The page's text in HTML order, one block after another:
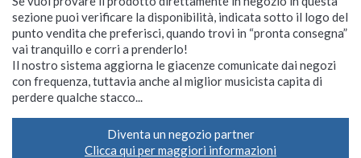
sezione puoi verificare la disponibilità, indicata sotto il logo del
punto vendita che preferisci, quando trovi in “pronta consegna”
vai tranquillo e corri a prenderlo!
Il nostro sistema aggiorna le giacenze comunicate dai negozi
con frequenza, tuttavia anche al miglior musicista capita di
perdere qualche stacco...
Diventa un negozio partner
Clicca qui per maggiori informazioni